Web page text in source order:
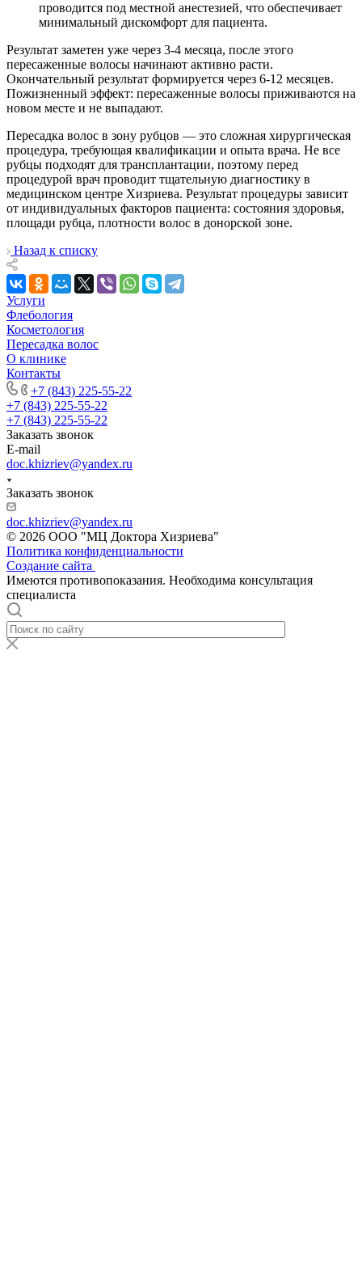
проводится под местной анестезией, что обеспечивает
минимальный дискомфорт для пациента.
Результат заметен уже через 3-4 месяца, после этого
пересаженные волосы начинают активно расти.
Окончательный результат формируется через 6-12 месяцев.
Пожизненный эффект: пересаженные волосы приживаются на
новом месте и не выпадают.
Пересадка волос в зону рубцов — это сложная хирургическая
процедура, требующая квалификации и опыта врача. Не все
рубцы подходят для трансплантации, поэтому перед
процедурой врач проводит тщательную диагностику в
медицинском центре Хизриева. Результат процедуры зависит
от индивидуальных факторов пациента: состояния здоровья,
площади рубца, плотности волос в донорской зоне.
Назад к списку
Услуги
Флебология
Косметология
Пересадка волос
О клинике
Контакты
+7 (843) 225-55-22
+7 (843) 225-55-22
+7 (843) 225-55-22
Заказать звонок
E-mail
doc.khizriev@yandex.ru
Заказать звонок
doc.khizriev@yandex.ru
© 2026 ООО "МЦ Доктора Хизриева"
Политика конфиденциальности
Создание сайта
Имеются противопоказания. Необходима консультация
специалиста